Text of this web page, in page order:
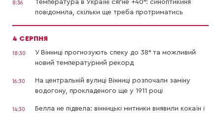
8:36
Температура в Україні сягне +40°: синоптикиня
повідомила, скільки ще треба протриматись
4 СЕРПНЯ
18:30
У Вінниці прогнозують спеку до 38° та можливий
новий температурний рекорд
16:30
На центральній вулиці Вінниці розпочали заміну
водогону, прокладеного ще у 1911 році
14:30
Белла не підвела: вінницькі митники виявили кокаїн і